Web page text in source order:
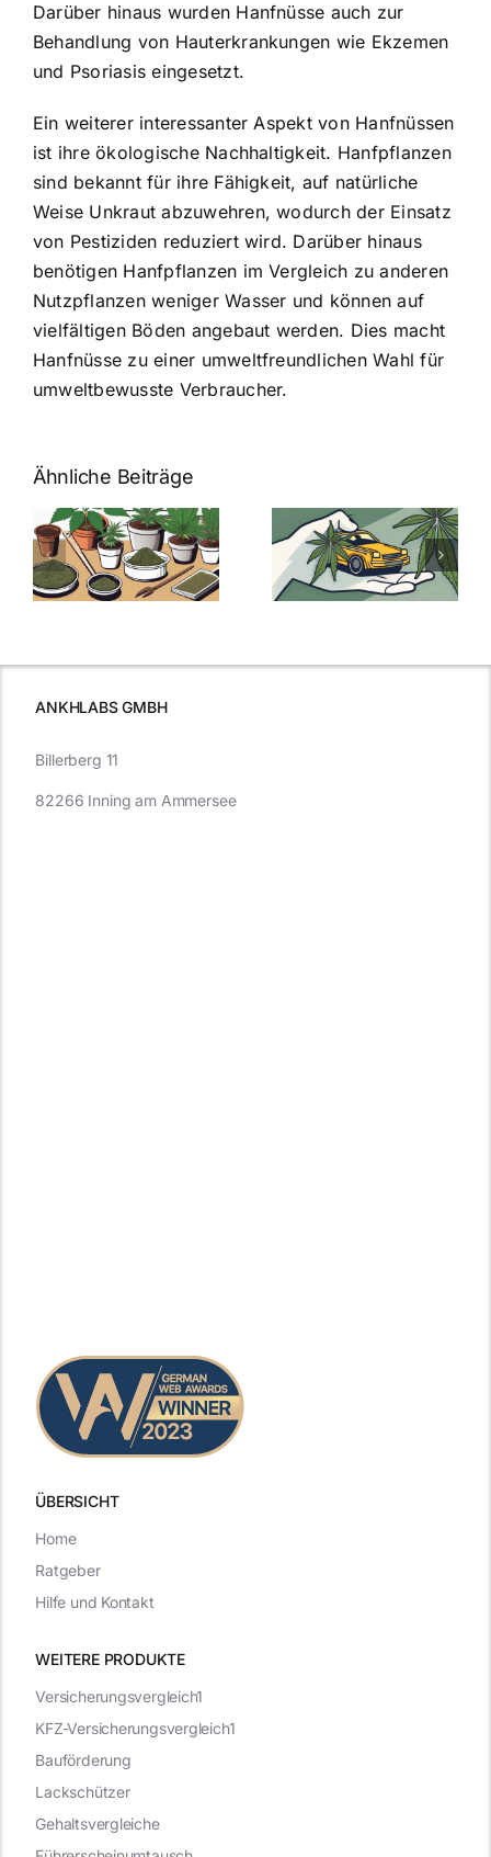
Darüber hinaus wurden Hanfnüsse auch zur
Behandlung von Hauterkrankungen wie Ekzemen
und Psoriasis eingesetzt.
Ein weiterer interessanter Aspekt von Hanfnüssen
ist ihre ökologische Nachhaltigkeit. Hanfpflanzen
sind bekannt für ihre Fähigkeit, auf natürliche
Weise Unkraut abzuwehren, wodurch der Einsatz
von Pestiziden reduziert wird. Darüber hinaus
benötigen Hanfpflanzen im Vergleich zu anderen
Nutzpflanzen weniger Wasser und können auf
vielfältigen Böden angebaut werden. Dies macht
Hanfnüsse zu einer umweltfreundlichen Wahl für
umweltbewusste Verbraucher.
Ähnliche Beiträge
Neue THC-
Grenzwert-
Regelung:
Was Sie über
Cannabis und
müssen
Cannabis
Samen
kaufen: Alles
was Sie
ANKHLABS GMBH
ÜBERSICHT
WEITERE PRODUKTE
Billerberg 11
82266 Inning am Ammersee
Versicherungsvergleich1
KFZ-Versicherungsvergleich1
Bauförderung
Lackschützer
Gehaltsvergleiche
Home
Ratgeber
Hilfe und Kontakt